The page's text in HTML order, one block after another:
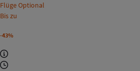
Flüge Optional
Bis zu
-43%